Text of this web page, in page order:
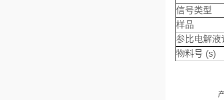
信号类型
样品
参比电解液
物料号 (s)